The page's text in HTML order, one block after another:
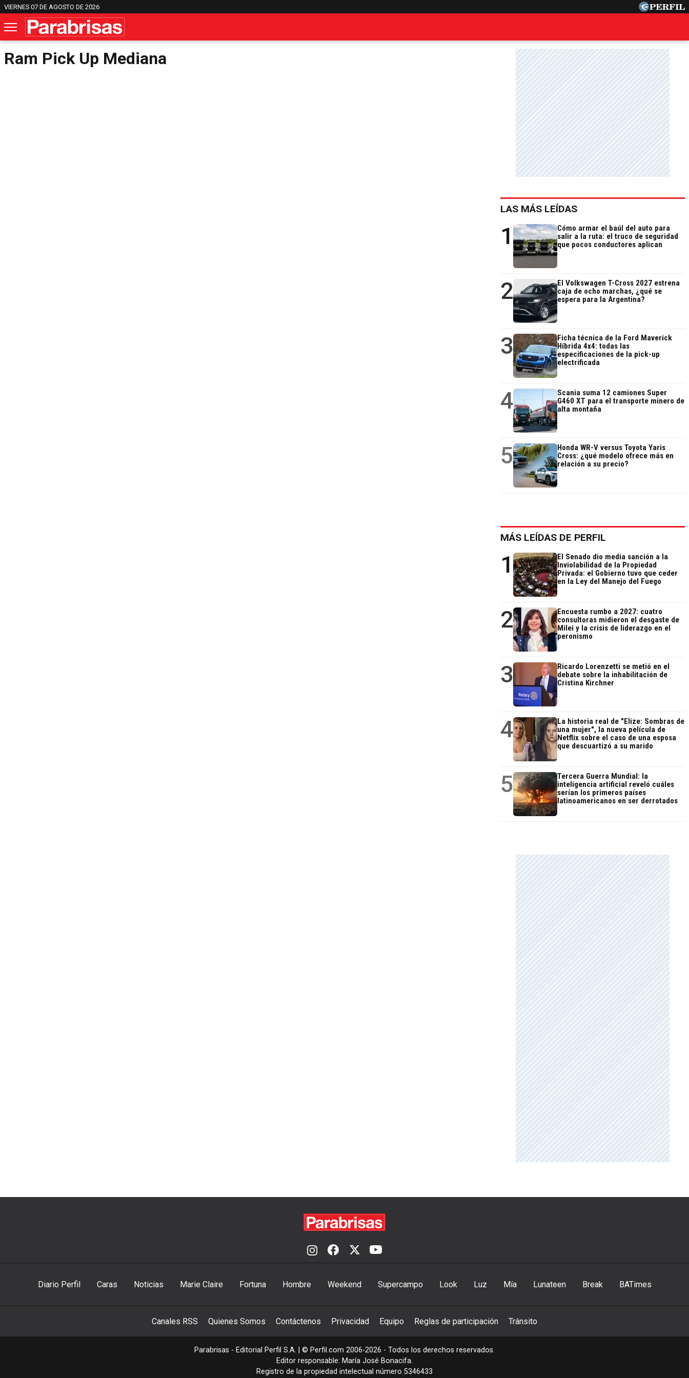
VIERNES 07 DE AGOSTO DE 2026
Ram Pick Up Mediana
LAS MÁS LEÍDAS
1
Cómo armar el baúl del auto para
salir a la ruta: el truco de seguridad
que pocos conductores aplican
2
El Volkswagen T-Cross 2027 estrena
caja de ocho marchas, ¿qué se
espera para la Argentina?
3
Ficha técnica de la Ford Maverick
Híbrida 4x4: todas las
especificaciones de la pick-up
electrificada
4
Scania suma 12 camiones Super
G460 XT para el transporte minero de
alta montaña
5
Honda WR-V versus Toyota Yaris
Cross: ¿qué modelo ofrece más en
relación a su precio?
MÁS LEÍDAS DE PERFIL
1
El Senado dio media sanción a la
Inviolabilidad de la Propiedad
Privada: el Gobierno tuvo que ceder
en la Ley del Manejo del Fuego
2
Encuesta rumbo a 2027: cuatro
consultoras midieron el desgaste de
Milei y la crisis de liderazgo en el
peronismo
3
Ricardo Lorenzetti se metió en el
debate sobre la inhabilitación de
Cristina Kirchner
4
La historia real de "Elize: Sombras de
una mujer", la nueva película de
Netflix sobre el caso de una esposa
que descuartizó a su marido
5
Tercera Guerra Mundial: la
inteligencia artificial reveló cuáles
serían los primeros países
latinoamericanos en ser derrotados
Diario Perfil Caras Noticias Marie Claire Fortuna Hombre Weekend Supercampo Look Luz Mía Lunateen Break BATimes
Canales RSS Quienes Somos Contáctenos Privacidad Equipo Reglas de participación Tránsito
Parabrisas - Editorial Perfil S.A. | © Perfil.com 2006-2026 - Todos los derechos reservados.
Editor responsable: María José Bonacifa.
Registro de la propiedad intelectual número 5346433